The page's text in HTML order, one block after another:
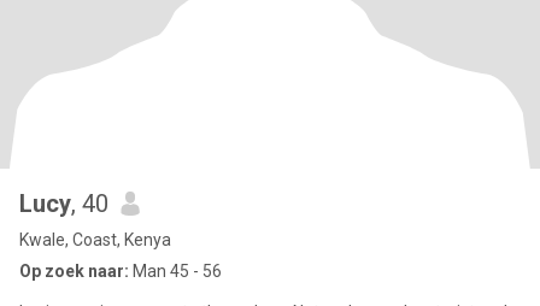
Lucy, 40
Kwale, Coast, Kenya
Op zoek naar: Man 45 - 56